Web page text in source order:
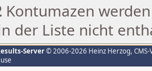
Kontumazen
der Liste nicht
Server© 2006-2026 Heinz Herzog,